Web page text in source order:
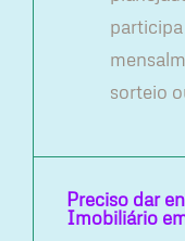
sorteio
Preciso dar
Imobiliário